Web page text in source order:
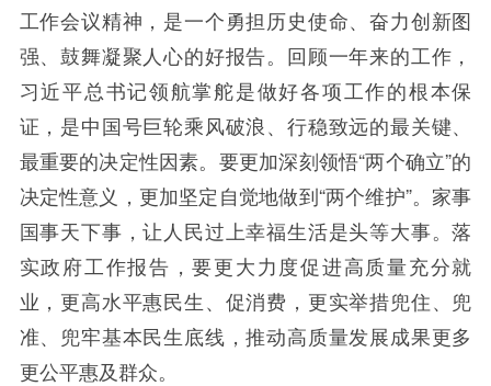
工作会议精神，是一个勇担历史使命、奋力创新图
强、鼓舞凝聚人心的好报告。回顾一年来的工作，
习近平总书记领航掌舵是做好各项工作的根本保
证，是中国号巨轮乘风破浪、行稳致远的最关键、
最重要的决定性因素。要更加深刻领悟“两个确立”的
决定性意义，更加坚定自觉地做到“两个维护”。家事
国事天下事，让人民过上幸福生活是头等大事。落
实政府工作报告，要更大力度促进高质量充分就
业，更高水平惠民生、促消费，更实举措兜住、兜
准、兜牢基本民生底线，推动高质量发展成果更多
更公平惠及群众。